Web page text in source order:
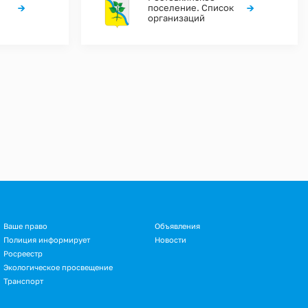
→
поселение. Список
организаций
→
Ваше право
Полиция информирует
Росреестр
Экологическое просвещение
Транспорт
Объявления
Новости